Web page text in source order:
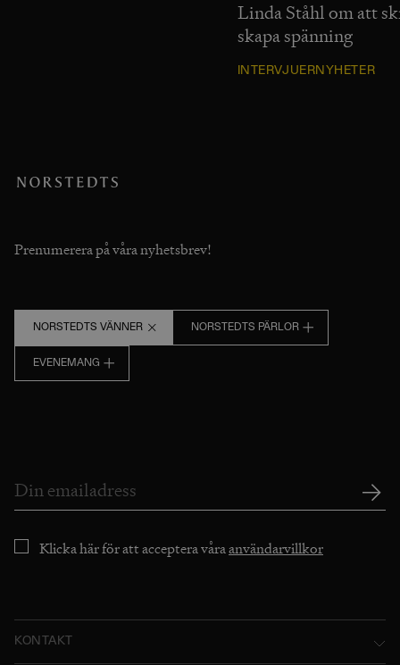
Linda Ståhl om att
skapa spänning
INTERVJUERNYHETER
Prenumerera på våra nyhetsbrev!
NORSTEDTS VÄNNER NORSTEDTS PÄRLOR
EVENEMANG
Klicka här för att acceptera våraanvändarvillkor
KONTAKT